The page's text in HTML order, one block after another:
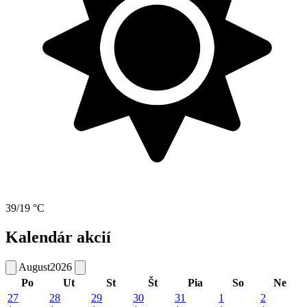
39/19 °C
Kalendár akcií
August2026
Po
Ut St Št Pia So
Ne
27
28
29
30
31
1
2